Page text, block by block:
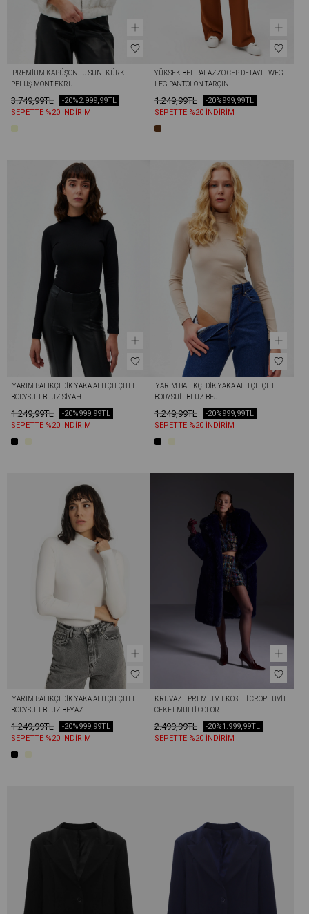
PELUŞ MONT EKRU
3.749,99TL 2.999,99TL
-20%
SEPETTE %20 İNDİRİM
YÜKSEK BEL PALAZZO CEP DETAYLI WEG
LEG PANTOLON TARÇIN
1.249,99TL 999,99TL
-20%
SEPETTE %20 İNDİRİM
BODYSUIT BLUZ SIYAH
1.249,99TL 999,99TL
-20%
SEPETTE %20 İNDİRİM
BODYSUIT BLUZ BEJ
1.249,99TL 999,99TL
-20%
SEPETTE %20 İNDİRİM
BODYSUIT BLUZ BEYAZ
1.249,99TL 999,99TL
-20%
SEPETTE %20 İNDİRİM
KRUVAZE PREMIUM EKOSELI CROP TUVIT
CEKET MULTİ COLOR
2.499,99TL 1.999,99TL
-20%
SEPETTE %20 İNDİRİM